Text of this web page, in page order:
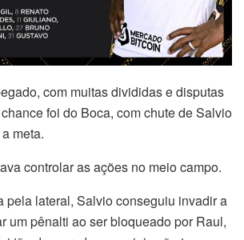
com muitas divididas e disputas
foi do Boca, com chute de Salvio
meta.
controlar as ações no meio campo.
pela lateral, Salvio conseguiu invadir a
um pênalti ao ser bloqueado por Raul,